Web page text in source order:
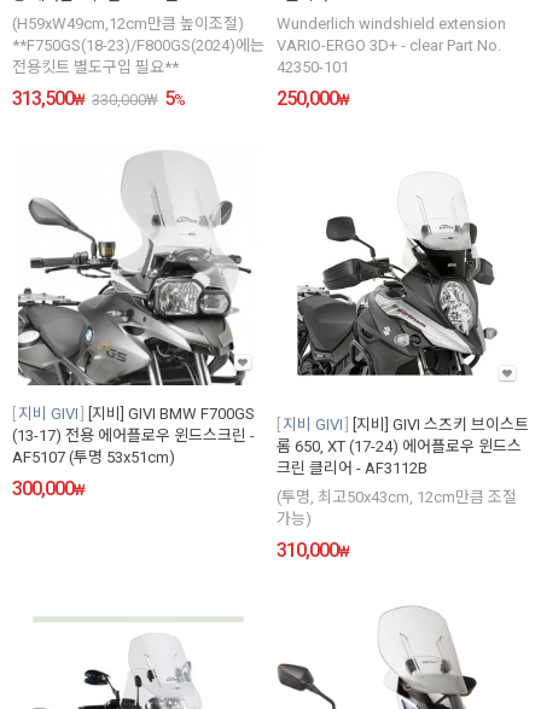
(H59xW49cm,12cm만큼 높이조절)
**F750GS(18-23)/F800GS(2024)에는
전용킷트 별도구입 필요**
313,500₩ 330,000₩ 5%
Wunderlich windshield extension
VARIO-ERGO 3D+ - clear Part No.
42350-101
250,000₩
지비 GIVI
[지비] GIVI BMW F700GS
(13-17) 전용 에어플로우 윈드스크린 -
AF5107 (투명 53x51cm)
300,000₩
지비 GIVI
[지비] GIVI 스즈키 브이스트
롬 650, XT (17-24) 에어플로우 윈드스
크린 클리어 - AF3112B
(투명, 최고50x43cm, 12cm만큼 조절
가능)
310,000₩